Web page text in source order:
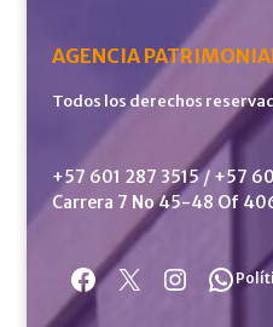
AGENCIA
Todos los derechos
+57 601 287 3515 / +57
Carrera 7 No 45-48 Of
Facebook
X